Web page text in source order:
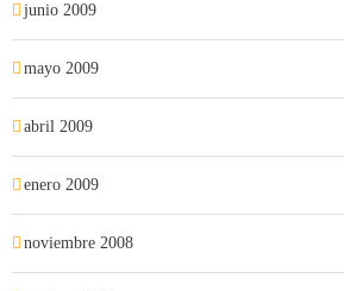
junio 2009
mayo 2009
abril 2009
enero 2009
noviembre 2008